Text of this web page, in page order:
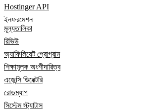
Hostinger API
ইনফরমেশন
মূল্যতালিকা
রিভিউ
অ্যাফিলিয়েট প্রোগ্রাম
শিক্ষামূলক অংশীদারিত্ব
এজেন্সি ডিরেক্টরি
রোডম্যাপ
সিস্টেম স্ট্যাটাস